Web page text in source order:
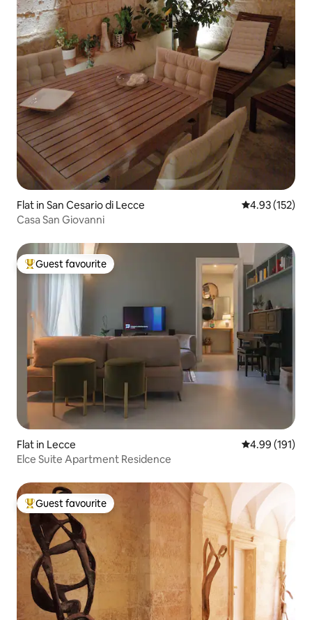
Flat in San Cesario di Lecce 4.93 out of 5
4.93 (152)
Casa San Giovanni
Top guest favourite
Guest favourite
Flat in Lecce 4.99 out of 5
4.99 (191)
Elce Suite Apartment Residence
Top guest favourite
Guest favourite